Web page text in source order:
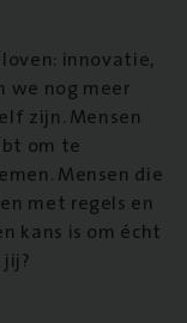
innovatie,
we nog meer
zijn. Mensen
om te
Mensen die
met regels en
kans is om écht